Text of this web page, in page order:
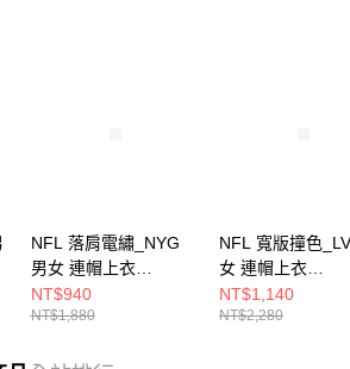
NFL 落肩電繡_NYG
男女 連帽上衣
2455105520
NT$940
NT$1,880
NFL 寬版撞色
女 連帽上衣
2455140220
NT$1,140
NT$2,280